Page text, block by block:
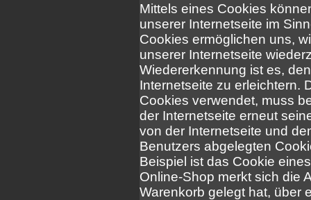
Mittels eines Cookies
unserer Internetseite im
Cookies ermöglichen uns,
unserer Internetseite
Wiedererkennung ist es,
Internetseite zu erleichtern.
Cookies verwendet, muss
der Internetseite erneut
von der Internetseite und
Benutzers abgelegten
Beispiel ist das Cookie
Online-Shop merkt sich die
Warenkorb gelegt hat, über